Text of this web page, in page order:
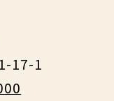
17-1